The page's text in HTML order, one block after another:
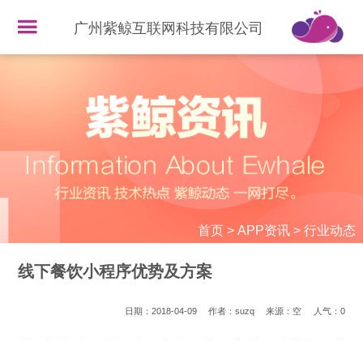
广州紫鲸互联网科技有限公司
首页> APP资讯> 行业动态
线下餐饮小程序优势及方案
日期：2018-04-09 作者：suzq 来源：空 人气： 0